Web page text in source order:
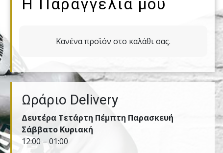
Η Παραγγελία μου
Κανένα προϊόν στο καλάθι σας.
Ωράριο Delivery
Δευτέρα Τετάρτη Πέμπτη Παρασκευή
Σάββατο Κυριακή
12:00 – 01:00